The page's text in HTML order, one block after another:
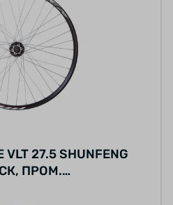
27.5 SHUNFENG
ПРОМ.